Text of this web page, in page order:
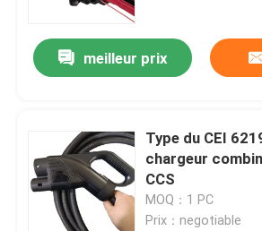
meilleur prix
Type du CEI
chargeur
CCS
MOQ：1 PC
Prix：negotiable